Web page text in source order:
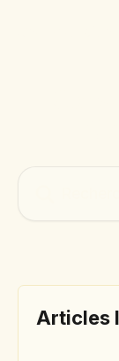
Articles